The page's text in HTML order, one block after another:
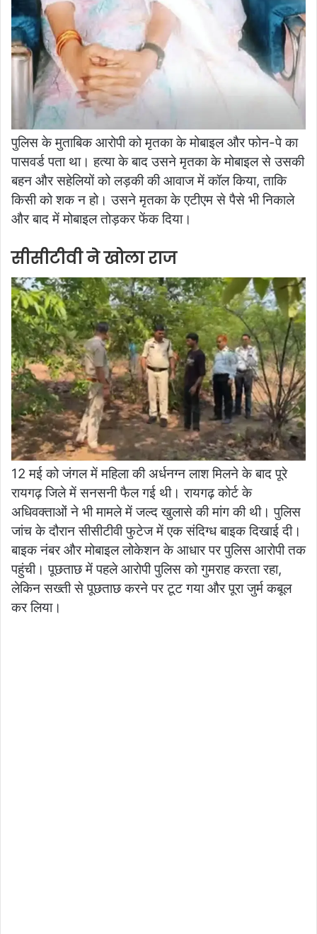
पुलिस के मुताबिक आरोपी को मृतका के मोबाइल और फोन-पे का
पासवर्ड पता था। हत्या के बाद उसने मृतका के मोबाइल से उसकी
बहन और सहेलियों को लड़की की आवाज में कॉल किया, ताकि
किसी को शक न हो। उसने मृतका के एटीएम से पैसे भी निकाले
और बाद में मोबाइल तोड़कर फेंक दिया।
सीसीटीवी ने खोला राज
12 मई को जंगल में महिला की अर्धनग्न लाश मिलने के बाद पूरे
रायगढ़ जिले में सनसनी फैल गई थी। रायगढ़ कोर्ट के
अधिवक्ताओं ने भी मामले में जल्द खुलासे की मांग की थी। पुलिस
जांच के दौरान सीसीटीवी फुटेज में एक संदिग्ध बाइक दिखाई दी।
बाइक नंबर और मोबाइल लोकेशन के आधार पर पुलिस आरोपी तक
पहुंची। पूछताछ में पहले आरोपी पुलिस को गुमराह करता रहा,
लेकिन सख्ती से पूछताछ करने पर टूट गया और पूरा जुर्म कबूल
कर लिया।